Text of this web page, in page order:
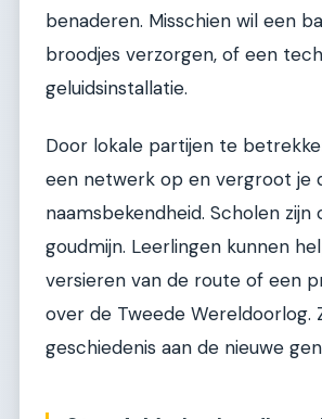
benaderen. Misschien wil een
broodjes verzorgen, of een
geluidsinstallatie.
Door lokale partijen te
een netwerk op en vergroot je
naamsbekendheid. Scholen zijn
goudmijn. Leerlingen kunnen
versieren van de route of een
over de Tweede Wereldoorlog.
geschiedenis aan de nieuwe